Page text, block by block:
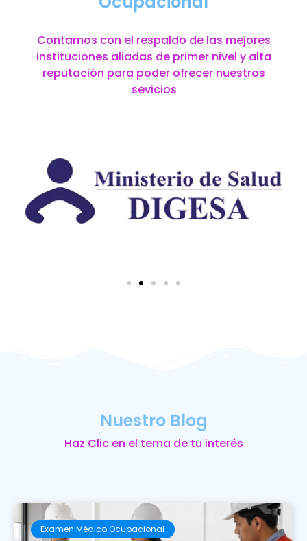
Contamos con el respaldo de las mejores
instituciones aliadas de primer nivel y alta
reputación para poder ofrecer nuestros
sevicios
Nuestro Blog
Haz Clic en el tema de tu interés
Examen Médico Ocupacional